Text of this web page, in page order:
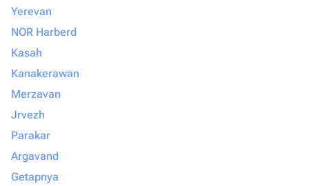
Yerevan
NOR Harberd
Kasah
Kanakerawan
Merzavan
Jrvezh
Parakar
Argavand
Getapnya